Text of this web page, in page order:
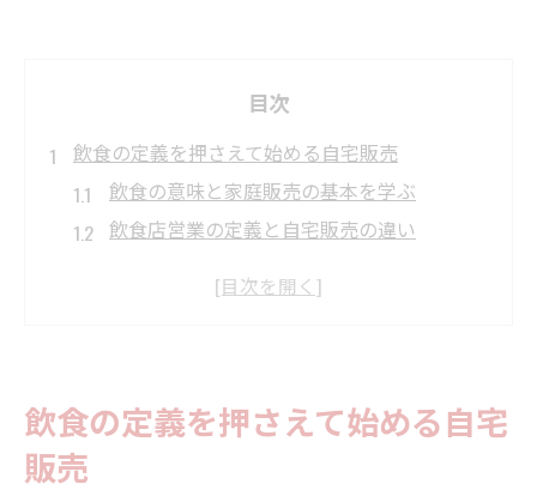
目次
飲食の定義を押さえて始める自宅販売
飲食の意味と家庭販売の基本を学ぶ
飲食店営業の定義と自宅販売の違い
簡易飲食店営業施設基準のポイント解説
自宅で始める飲食と新しい挑戦の魅力
飲食の定義を押さえて始める自宅
販売